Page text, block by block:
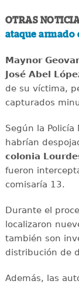
OTRAS
ataque armado
Maynor
José Abel
de su víctima,
capturados
Según la Policía
habrían
colonia
fueron
comisaría 13.
Durante el
localizaron
también son
distribución de
Además, las